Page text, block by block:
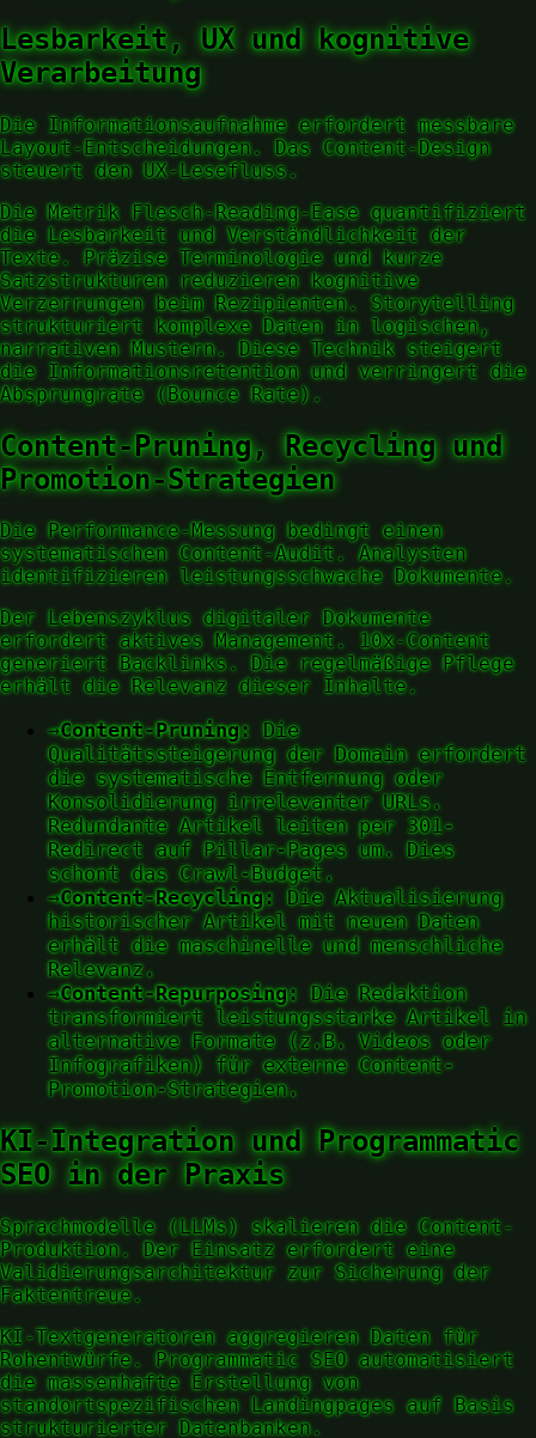
Lesbarkeit, UX und kognitive
Verarbeitung
Die Informationsaufnahme erfordert messbare
Layout-Entscheidungen. Das Content-Design
steuert den UX-Lesefluss.
Die Metrik Flesch-Reading-Ease quantifiziert
die Lesbarkeit und Verständlichkeit der
Texte. Präzise Terminologie und kurze
Satzstrukturen reduzieren kognitive
Verzerrungen beim Rezipienten. Storytelling
strukturiert komplexe Daten in logischen,
narrativen Mustern. Diese Technik steigert
die Informationsretention und verringert die
Absprungrate (Bounce Rate).
Content-Pruning, Recycling und
Promotion-Strategien
Die Performance-Messung bedingt einen
systematischen Content-Audit. Analysten
identifizieren leistungsschwache Dokumente.
Der Lebenszyklus digitaler Dokumente
erfordert aktives Management. 10x-Content
generiert Backlinks. Die regelmäßige Pflege
erhält die Relevanz dieser Inhalte.
→Content-Pruning: Die
Qualitätssteigerung der Domain erfordert
die systematische Entfernung oder
Konsolidierung irrelevanter URLs.
Redundante Artikel leiten per 301-
Redirect auf Pillar-Pages um. Dies
schont das Crawl-Budget.
→Content-Recycling: Die Aktualisierung
historischer Artikel mit neuen Daten
erhält die maschinelle und menschliche
Relevanz.
→Content-Repurposing: Die Redaktion
transformiert leistungsstarke Artikel in
alternative Formate (z.B. Videos oder
Infografiken) für externe Content-
Promotion-Strategien.
KI-Integration und Programmatic
SEO in der Praxis
Sprachmodelle (LLMs) skalieren die Content-
Produktion. Der Einsatz erfordert eine
Validierungsarchitektur zur Sicherung der
Faktentreue.
KI-Textgeneratoren aggregieren Daten für
Rohentwürfe. Programmatic SEO automatisiert
die massenhafte Erstellung von
standortspezifischen Landingpages auf Basis
strukturierter Datenbanken.